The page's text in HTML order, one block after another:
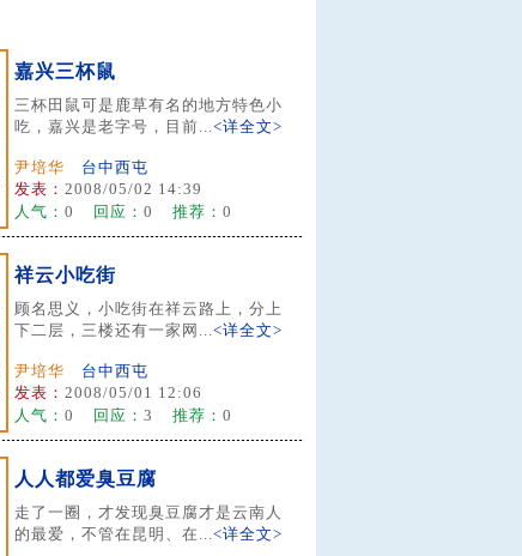
嘉兴三杯鼠
三杯田鼠可是鹿草有名的地方特色小
吃，嘉兴是老字号，目前...<详全文>
尹培华
台中西屯
发表： 2008/05/02 14:39
人气： 0 回应： 0 推荐： 0
祥云小吃街
顾名思义，小吃街在祥云路上，分上
下二层，三楼还有一家网...<详全文>
尹培华
台中西屯
发表： 2008/05/01 12:06
人气： 0 回应： 3 推荐： 0
人人都爱臭豆腐
走了一圈，才发现臭豆腐才是云南人
的最爱，不管在昆明、在...<详全文>